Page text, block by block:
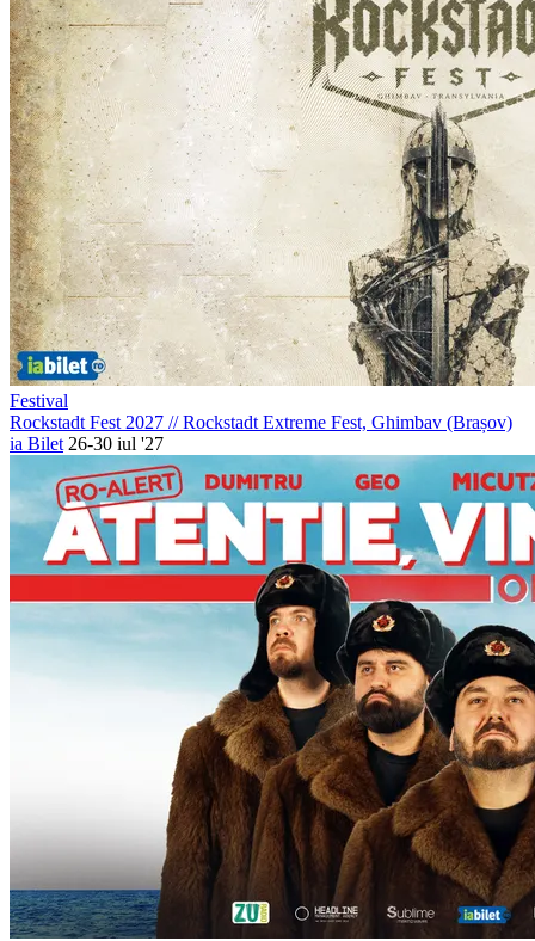
Festival
Rockstadt Fest 2027 //Rockstadt Extreme Fest, Ghimbav (Brașov)
ia Bilet 26-30 iul '27